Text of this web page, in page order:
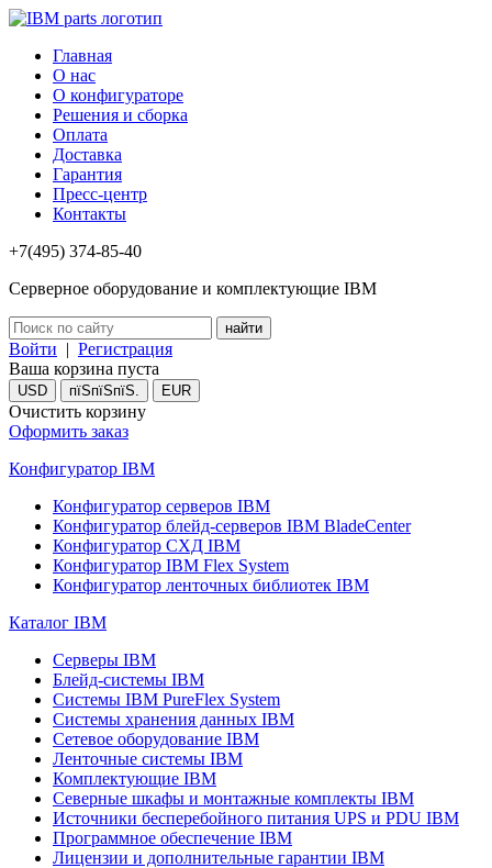
Главная
О нас
О конфигураторе
Решения и сборка
Оплата
Доставка
Гарантия
Пресс-центр
Контакты
+7(495) 374-85-40
Серверное оборудование и комплектующие IBM
Войти | Регистрация
Ваша корзина пуста
USD пїЅпїЅпїЅ. EUR
Очистить корзину
Оформить заказ
Конфигуратор IBM
Конфигуратор серверов IBM
Конфигуратор блейд-серверов IBM BladeCenter
Конфигуратор СХД IBM
Конфигуратор IBM Flex System
Конфигуратор ленточных библиотек IBM
Каталог IBM
Серверы IBM
Блейд-системы IBM
Системы IBM PureFlex System
Системы хранения данных IBM
Сетевое оборудование IBM
Ленточные системы IBM
Комплектующие IBM
Северные шкафы и монтажные комплекты IBM
Источники бесперебойного питания UPS и PDU IBM
Программное обеспечение IBM
Лицензии и дополнительные гарантии IBM